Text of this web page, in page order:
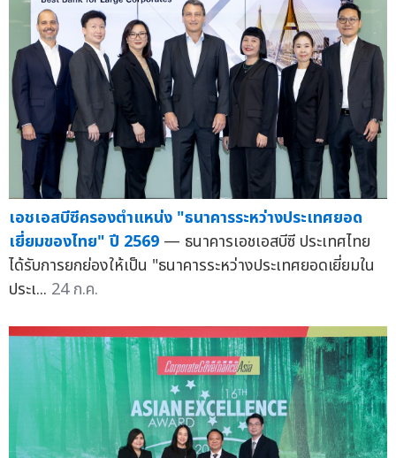
เอชเอสบีซีครองตำแหน่ง "ธนาคารระหว่างประเทศยอด
เยี่ยมของไทย" ปี 2569 — ธนาคารเอชเอสบีซี ประเทศไทย
ได้รับการยกย่องให้เป็น "ธนาคารระหว่างประเทศยอดเยี่ยมใน
ประเ... 24 ก.ค.